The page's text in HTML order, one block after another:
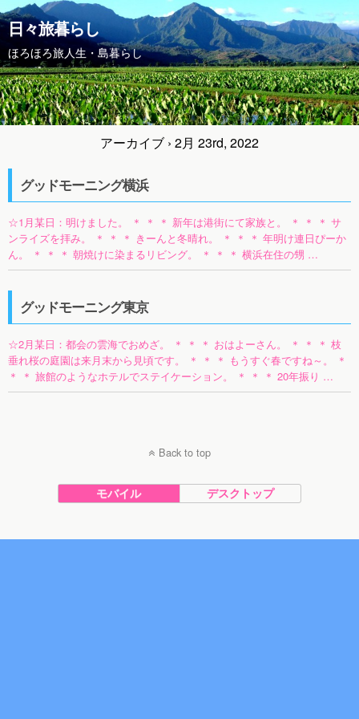
日々旅暮らし
ほろほろ旅人生・島暮らし
アーカイブ › 2月 23rd, 2022
グッドモーニング横浜
☆1月某日：明けました。 ＊ ＊ ＊ 新年は港街にて家族と。 ＊ ＊ ＊ サ
ンライズを拝み。 ＊ ＊ ＊ きーんと冬晴れ。 ＊ ＊ ＊ 年明け連日ぴーか
ん。 ＊ ＊ ＊ 朝焼けに染まるリビング。 ＊ ＊ ＊ 横浜在住の甥 …
グッドモーニング東京
☆2月某日：都会の雲海でおめざ。 ＊ ＊ ＊ おはよーさん。 ＊ ＊ ＊ 枝
垂れ桜の庭園は来月末から見頃です。 ＊ ＊ ＊ もうすぐ春ですね～。 ＊
＊ ＊ 旅館のようなホテルでステイケーション。 ＊ ＊ ＊ 20年振り …
Back to top
モバイル デスクトップ